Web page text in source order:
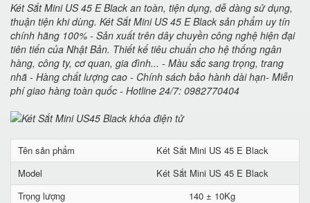
Két Sắt Mini US 45 E Black an toàn, tiện dụng, dễ dàng sử dụng,
thuận tiện khi dùng. Két Sắt Mini US 45 E Black sản phẩm uy tín
chính hãng 100% - Sản xuất trên dây chuyền công nghệ hiện đại
tiên tiến của Nhật Bản. Thiết kế tiêu chuẩn cho hệ thống ngân
hàng, công ty, cơ quan, gia đình... - Màu sắc sang trọng, trang
nhã - Hàng chất lượng cao - Chính sách bảo hành dài hạn- Miễn
phí giao hàng toàn quốc - Hotline 24/7: 0982770404
Tên sản phẩm
Két Sắt Mini US 45 E Black
Model
Két Sắt Mini US 45 E Black
Trọng lượng
140 ± 10Kg